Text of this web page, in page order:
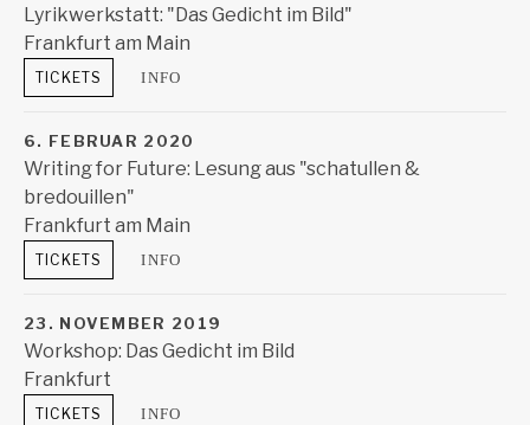
Lyrikwerkstatt: "Das Gedicht im Bild"
Frankfurt am Main
Mousonturm
Frankfurt am Main
TICKETS INFO
6. FEBRUAR 2020
Writing for Future: Lesung aus "schatullen &
bredouillen"
Frankfurt am Main
Haus am DomFrankfurt am Main
TICKETS INFO
23. NOVEMBER 2019
Workshop: Das Gedicht im Bild
Frankfurt
Hessisches Literaturforum
TICKETS INFO